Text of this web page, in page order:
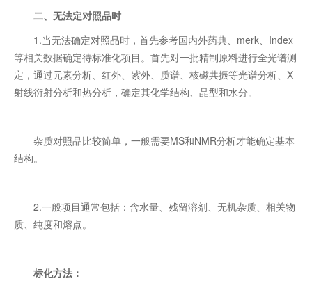
二、无法定对照品时
1.当无法确定对照品时，首先参考国内外药典、merk、Index
等相关数据确定待标准化项目。首先对一批精制原料进行全光谱测
定，通过元素分析、红外、紫外、质谱、核磁共振等光谱分析、X
射线衍射分析和热分析，确定其化学结构、晶型和水分。
杂质对照品比较简单，一般需要MS和NMR分析才能确定基本
结构。
2.一般项目通常包括：含水量、残留溶剂、无机杂质、相关物
质、纯度和熔点。
标化方法：